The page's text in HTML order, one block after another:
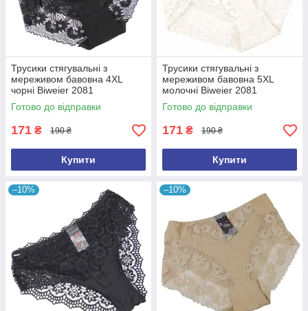
Трусики стягувальні з
мереживом бавовна 4XL
чорні Biweier 2081
Готово до відправки
171 ₴ 190 ₴
Купити
Трусики стягувальні з
мереживом бавовна 5XL
молочні Biweier 2081
Готово до відправки
171 ₴ 190 ₴
Купити
–10% –10%